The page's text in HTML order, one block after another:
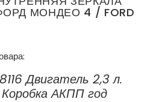
МОНДЕО 4 / FORD
Двигатель 2,3 л.
Коробка АКПП год